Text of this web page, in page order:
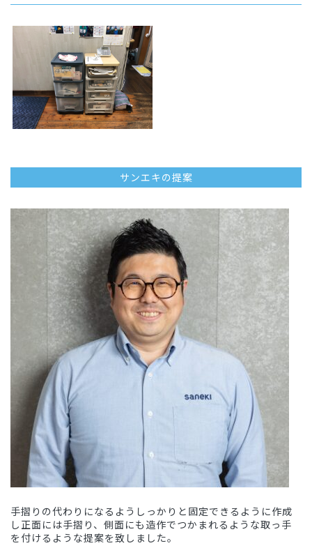
サンエキの提案
手摺りの代わりになるようしっかりと固定できるように作成
し正面には手摺り、側面にも造作でつかまれるような取っ手
を付けるような提案を致しました。